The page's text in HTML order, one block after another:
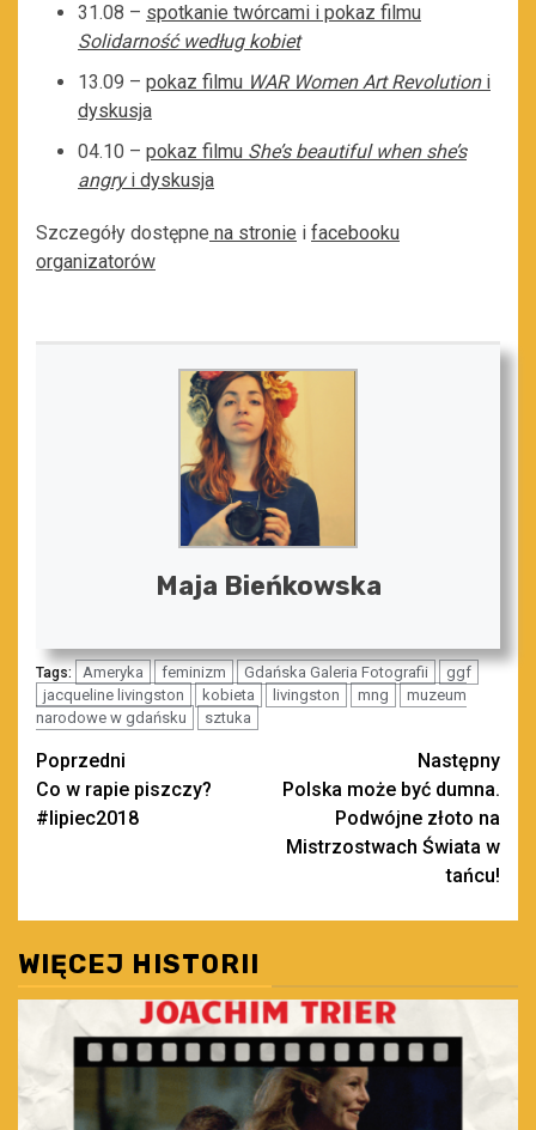
31.08 – spotkanie twórcami i pokaz filmu
Solidarność według kobiet
13.09 – pokaz filmu WAR Women Art Revolutioni
dyskusja
04.10 – pokaz filmu She’s beautiful when she’s
angryi dyskusja
Szczegóły dostępne na stronie i facebooku
organizatorów
Maja Bieńkowska
Tags: Ameryka feminizm Gdańska Galeria Fotografii
ggf
jacqueline livingston
kobieta livingston mng
muzeum
narodowe w gdańsku
sztuka
Zobacz
wpisy
Poprzedni
Co w rapie piszczy?
#lipiec2018
Następny
Polska może być dumna.
Podwójne złoto na
Mistrzostwach Świata w
tańcu!
WIĘCEJ HISTORII